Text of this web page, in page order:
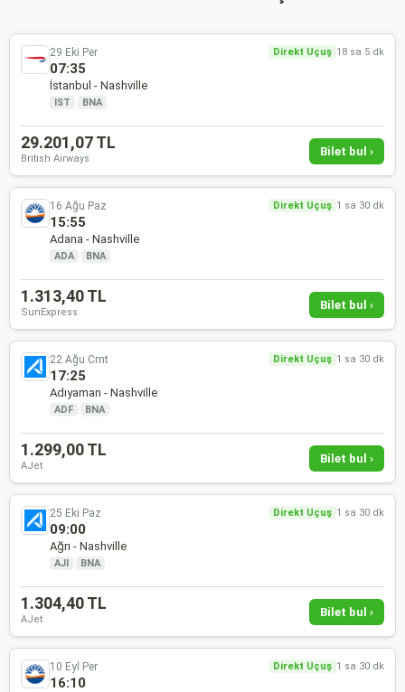
29 Eki Per Direkt Uçuş 18 sa 5 dk
07:35
İstanbul - Nashville
IST · BNA
29.201,07 TL
British Airways
Bilet bul ›
16 Ağu Paz Direkt Uçuş 1 sa 30 dk
15:55
Adana - Nashville
ADA · BNA
1.313,40 TL
SunExpress
Bilet bul ›
22 Ağu Cmt Direkt Uçuş 1 sa 30 dk
17:25
Adıyaman - Nashville
ADF · BNA
1.299,00 TL
AJet
Bilet bul ›
25 Eki Paz Direkt Uçuş 1 sa 30 dk
09:00
Ağrı - Nashville
AJI · BNA
1.304,40 TL
AJet
Bilet bul ›
10 Eyl Per Direkt Uçuş 1 sa 30 dk
16:10